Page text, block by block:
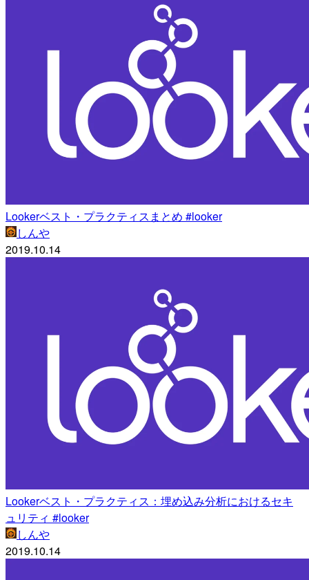
Lookerベスト・プラクティスまとめ #looker
しんや
2019.10.14
Lookerベスト・プラクティス：埋め込み分析におけるセキ
ュリティ #looker
しんや
2019.10.14